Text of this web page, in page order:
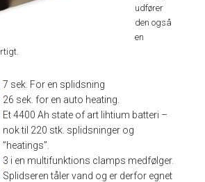
udfører
den også
en
7 sek. For en splidsning
26 sek. for en auto heating.
Et 4400 Ah state of art lihtium batteri –
nok til 220 stk. splidsninger og
”heatings”.
3 i en multifunktions clamps medfølger.
Splidseren tåler vand og er derfor egnet